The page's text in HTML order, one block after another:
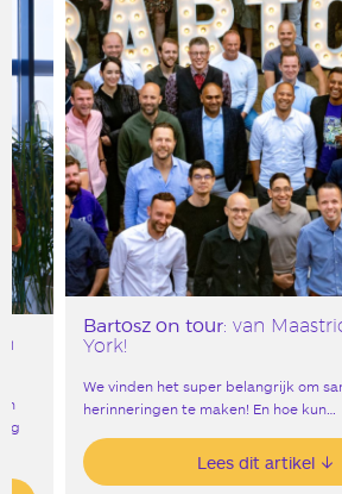
Bartosz on tour: van
York!
We vinden het super belangrijk om
herinneringen te maken! En hoe kun…
Lees dit artikel